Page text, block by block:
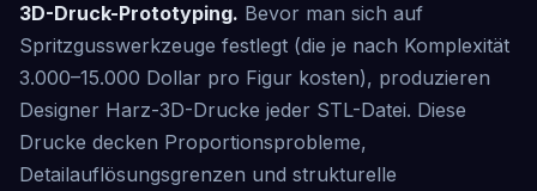
3D-Druck-Prototyping. Bevor man sich auf
Spritzgusswerkzeuge festlegt (die je nach Komplexität
3.000–15.000 Dollar pro Figur kosten), produzieren
Designer Harz-3D-Drucke jeder STL-Datei. Diese
Drucke decken Proportionsprobleme,
Detailauflösungsgrenzen und strukturelle